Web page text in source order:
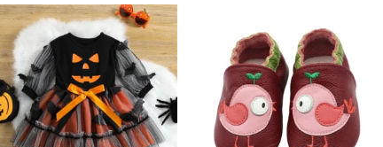
Ajouter
à la
liste de
souhaits
Ajouter
à la
liste de
souhaits